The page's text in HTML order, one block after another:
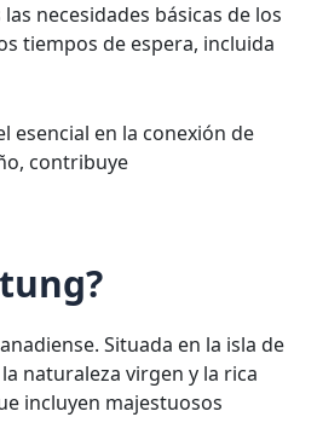
necesidades básicas de los
tiempos de espera, incluida
esencial en la conexión de
contribuye
Situada en la isla de
naturaleza virgen y la rica
incluyen majestuosos